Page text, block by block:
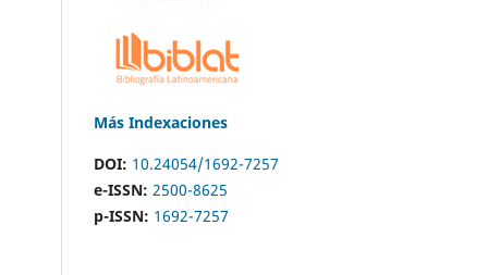
Más Indexaciones
DOI: 10.24054/1692-7257
e-ISSN: 2500-8625
p-ISSN: 1692-7257